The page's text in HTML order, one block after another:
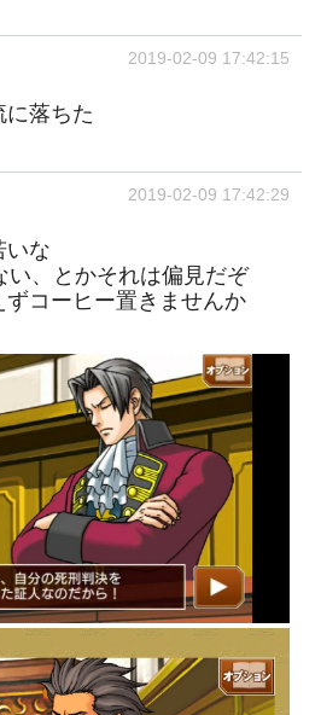
2019-02-09 17:42:15
落ちた
2019-02-09 17:42:29
いな
い、とかそれは偏見だぞ
コーヒー置きませんか